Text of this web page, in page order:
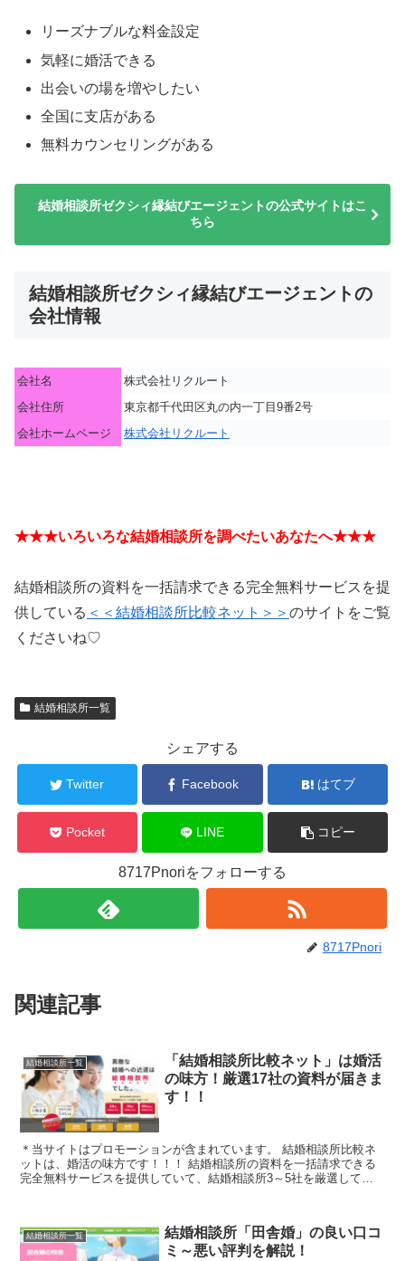
リーズナブルな料金設定
気軽に婚活できる
出会いの場を増やしたい
全国に支店がある
無料カウンセリングがある
結婚相談所ゼクシィ縁結びエージェントの公式サイトはこ
ちら
結婚相談所ゼクシィ縁結びエージェントの
会社情報
会社名
株式会社リクルート
会社住所
東京都千代田区丸の内一丁目9番2号
会社ホームページ
株式会社リクルート
★★★いろいろな結婚相談所を調べたいあなたへ★★★
結婚相談所の資料を一括請求できる完全無料サービスを提
供している ＜＜結婚相談所比較ネット＞＞ のサイトをご覧
くださいね♡
結婚相談所一覧
シェアする
Twitter Facebook はてブ
Pocket LINE コピー
8717Pnoriをフォローする
8717Pnori
関連記事
結婚相談所一覧
「結婚相談所比較ネット」は婚活
の味方！厳選17社の資料が届きま
す！！
＊当サイトはプロモーションが含まれています。 結婚相談所比較ネ
ットは、婚活の味方です！！！ 結婚相談所の資料を一括請求できる
完全無料サービスを提供していて、結婚相談所3～5社を厳選してご
結婚相談所一覧
結婚相談所「田舎婚」の良い口コ
ミ～悪い評判を解説！